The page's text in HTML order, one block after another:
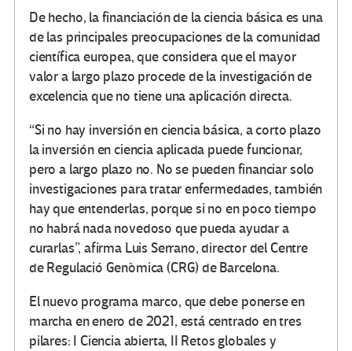
De hecho, la financiación de la ciencia básica es una
de las principales preocupaciones de la comunidad
científica europea, que considera que el mayor
valor a largo plazo procede de la investigación de
excelencia que no tiene una aplicación directa.
“Si no hay inversión en ciencia básica, a corto plazo
la inversión en ciencia aplicada puede funcionar,
pero a largo plazo no. No se pueden financiar solo
investigaciones para tratar enfermedades, también
hay que entenderlas, porque si no en poco tiempo
no habrá nada novedoso que pueda ayudar a
curarlas”, afirma Luis Serrano, director del Centre
de Regulació Genòmica (CRG) de Barcelona.
El nuevo programa marco, que debe ponerse en
marcha en enero de 2021, está centrado en tres
pilares: I Ciencia abierta, II Retos globales y